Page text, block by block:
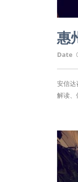
惠
Date
安信达
解读、